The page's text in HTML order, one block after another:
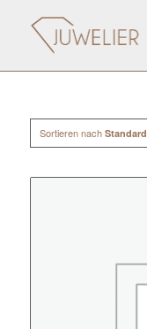
Sortieren nach Standard